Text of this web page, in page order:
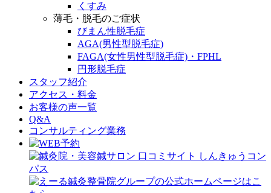
くすみ
薄毛・脱毛のご症状
びまん性脱毛症
AGA(男性型脱毛症)
FAGA(女性男性型脱毛症)・FPHL
円形脱毛症
スタッフ紹介
アクセス・料金
お客様の声一覧
Q&A
コンサルティング業務